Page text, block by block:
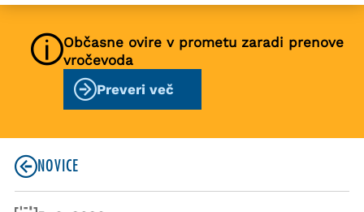
Občasne ovire v prometu zaradi prenove
vročevoda
Preveri več
NOVICE